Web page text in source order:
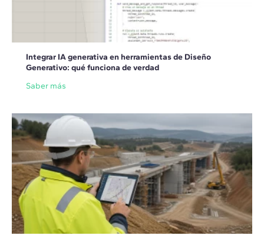
Integrar IA generativa en herramientas de Diseño
Generativo: qué funciona de verdad
Saber más